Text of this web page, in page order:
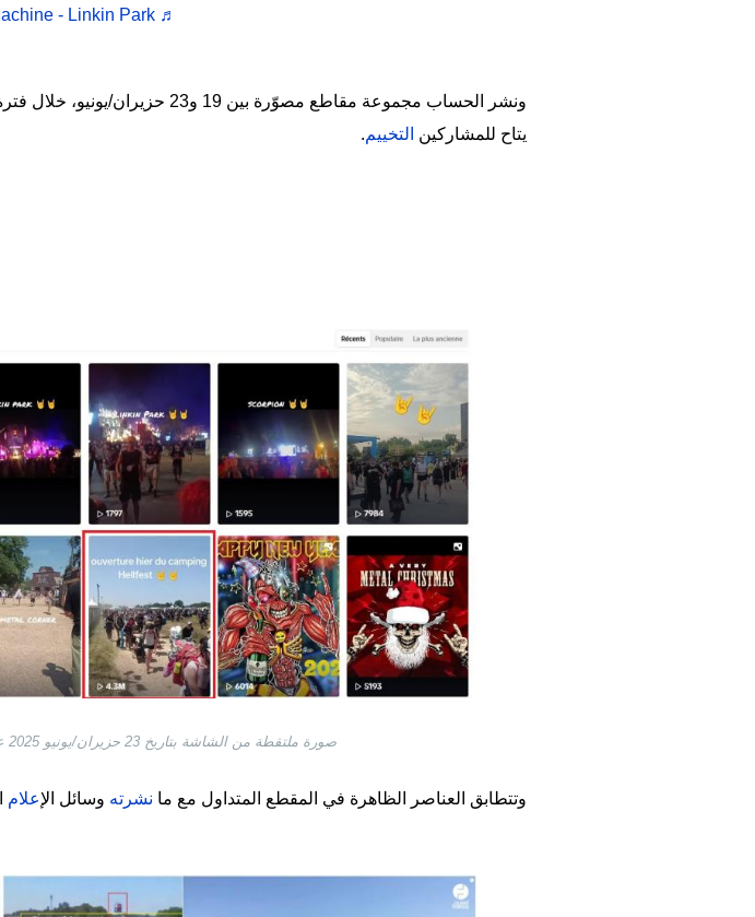
♬ The Emptiness Machine - Linkin Park
ونشر الحساب مجموعة مقاطع مصوّرة بين 19 و23 حزيران/يونيو، خلال فترة إقامة
يتاح للمشاركين التخييم.
صورة ملتقطة من الشاشة بتاريخ 23 حزيران/يونيو 2025 عن موقع تيك توك مع الإشارة إلى الفيديو المتداول
وتتطابق العناصر الظاهرة في المقطع المتداول مع ما نشرته وسائل الإعلام